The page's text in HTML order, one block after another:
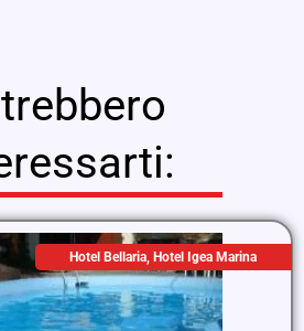
Hotel Bellaria ,Hotel Igea Marina